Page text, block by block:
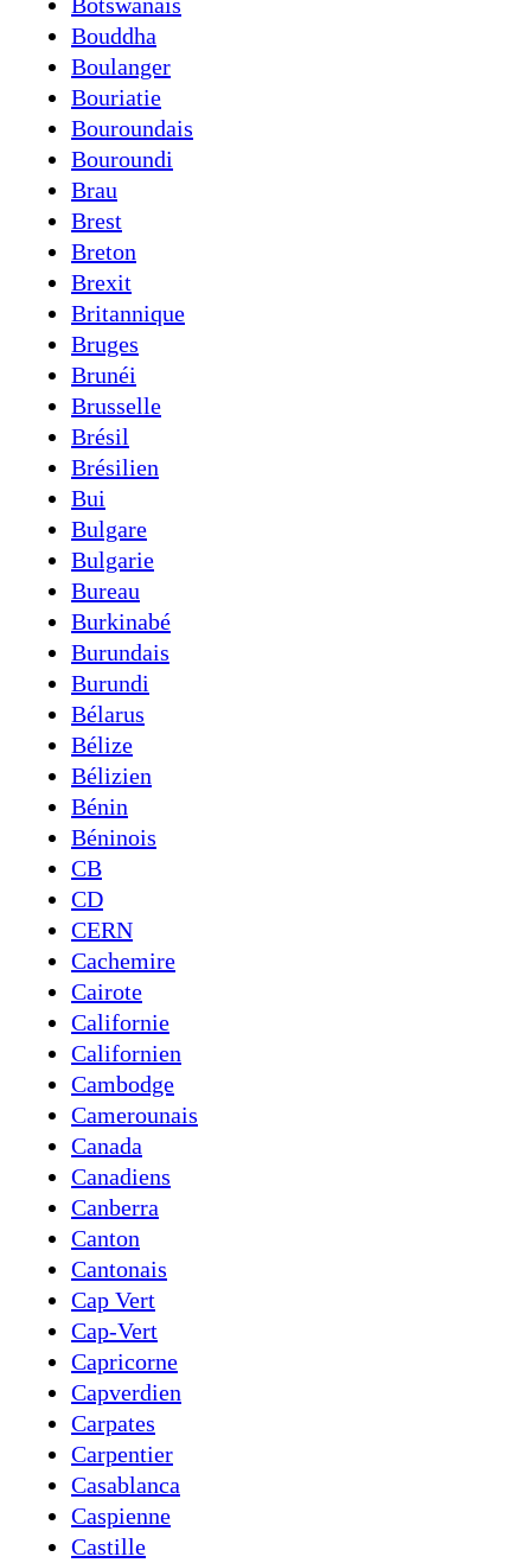
Bouddha
Boulanger
Bouriatie
Bouroundais
Bouroundi
Brau
Brest
Breton
Brexit
Britannique
Bruges
Brunéi
Brusselle
Brésil
Brésilien
Bui
Bulgare
Bulgarie
Bureau
Burkinabé
Burundais
Burundi
Bélarus
Bélize
Bélizien
Bénin
Béninois
CB
CD
CERN
Cachemire
Cairote
Californie
Californien
Cambodge
Camerounais
Canada
Canadiens
Canberra
Canton
Cantonais
Cap Vert
Cap-Vert
Capricorne
Capverdien
Carpates
Carpentier
Casablanca
Caspienne
Castille